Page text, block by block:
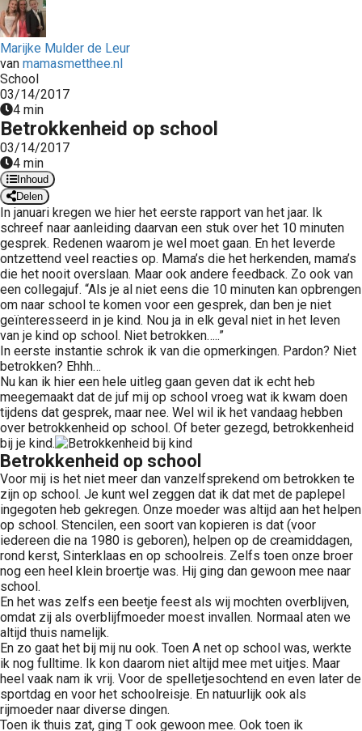
Marijke Mulder de Leur
van mamasmetthee.nl
School
03/14/2017
4 min
Betrokkenheid op school
03/14/2017
4 min
Inhoud
Delen
In januari kregen we hier het eerste rapport van het jaar. Ik
schreef naar aanleiding daarvan een stuk over het 10 minuten
gesprek. Redenen waarom je wel moet gaan. En het leverde
ontzettend veel reacties op. Mama’s die het herkenden, mama’s
die het nooit overslaan. Maar ook andere feedback. Zo ook van
een collegajuf. “Als je al niet eens die 10 minuten kan opbrengen
om naar school te komen voor een gesprek, dan ben je niet
geïnteresseerd in je kind. Nou ja in elk geval niet in het leven
van je kind op school. Niet betrokken…..”
In eerste instantie schrok ik van die opmerkingen. Pardon? Niet
betrokken? Ehhh…
Nu kan ik hier een hele uitleg gaan geven dat ik echt heb
meegemaakt dat de juf mij op school vroeg wat ik kwam doen
tijdens dat gesprek, maar nee. Wel wil ik het vandaag hebben
over betrokkenheid op school. Of beter gezegd, betrokkenheid
bij je kind.
Betrokkenheid op school
Voor mij is het niet meer dan vanzelfsprekend om betrokken te
zijn op school. Je kunt wel zeggen dat ik dat met de paplepel
ingegoten heb gekregen. Onze moeder was altijd aan het helpen
op school. Stencilen, een soort van kopieren is dat (voor
iedereen die na 1980 is geboren), helpen op de creamiddagen,
rond kerst, Sinterklaas en op schoolreis. Zelfs toen onze broer
nog een heel klein broertje was. Hij ging dan gewoon mee naar
school.
En het was zelfs een beetje feest als wij mochten overblijven,
omdat zij als overblijfmoeder moest invallen. Normaal aten we
altijd thuis namelijk.
En zo gaat het bij mij nu ook. Toen A net op school was, werkte
ik nog fulltime. Ik kon daarom niet altijd mee met uitjes. Maar
heel vaak nam ik vrij. Voor de spelletjesochtend en even later de
sportdag en voor het schoolreisje. En natuurlijk ook als
rijmoeder naar diverse dingen.
Toen ik thuis zat, ging T ook gewoon mee. Ook toen ik
de
Hierdoor
website-
van